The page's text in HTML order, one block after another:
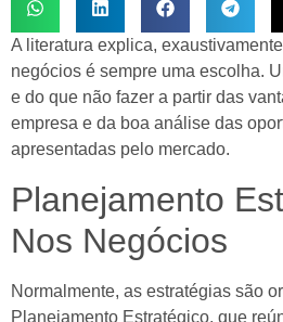
A literatura explica,
negócios é sempre uma escolha.
e do que não fazer a partir das
empresa e da boa análise das
apresentadas pelo mercado.
Planejamento
Nos Negócios
Normalmente, as estratégias são
Planejamento Estratégico, que